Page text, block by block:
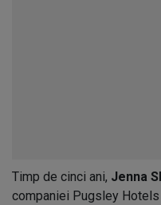
Timp de cinci ani, Jenna
companiei Pugsley Hotels